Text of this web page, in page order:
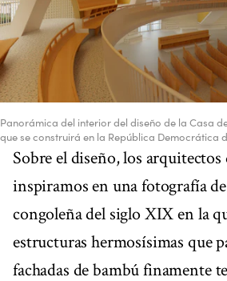
Panorámica del interior del diseño de la Casa
que se construirá en la República Democrática
Sobre el diseño, los arquitectos
inspiramos en una fotografía
congoleña del siglo XIX en la
estructuras hermosísimas que
fachadas de bambú finamente